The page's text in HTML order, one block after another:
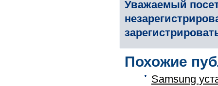
Уважаемый
Похожие
Samsung